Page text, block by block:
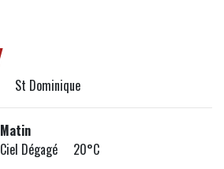
St Dominique
Matin
Ciel Dégagé 20°C